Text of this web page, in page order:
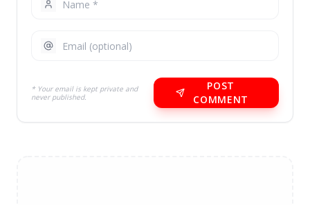
* Your email is kept private and
never published.
POST
COMMENT